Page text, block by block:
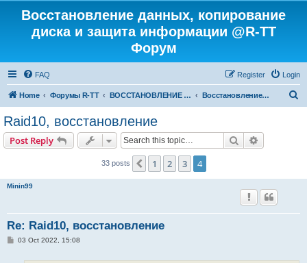
Восстановление данных, копирование
диска и защита информации @R-TT
Форум
FAQ Login
Register
Home Форумы R-TT ВОССТАНОВЛЕНИЕ ДАННЫХ И УДАЛЕННЫХ ФАЙЛОВ Восстановление RAID
Raid10, восстановление
Post Reply Search
33 posts Previous
1 2 3 4
Minin99
Re: Raid10, восстановление
P03 Oct 2022, 15:08